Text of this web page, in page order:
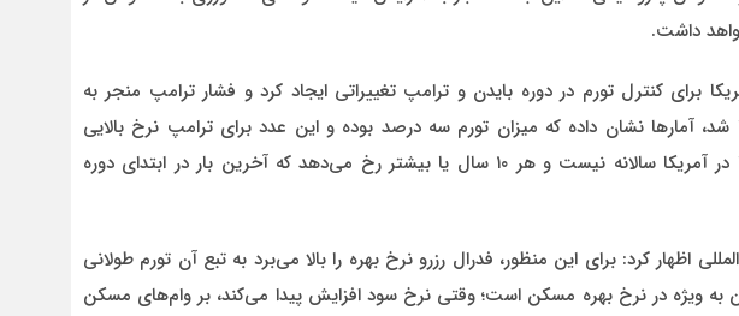
داشت.
برای کنترل تورم در دوره بایدن و ترامپ تغییراتی ایجاد کرد و فشار ترامپ منجر به
شد، آمارها نشان داده که میزان تورم سه درصد بوده و این عدد برای ترامپ نرخ بالایی
است، ضمناً افزایش دستمزدها در آمریکا سالانه نیست و هر ۱۰ سال یا بیشتر رخ می‌دهد که آخرین بار در ابتدای دوره
اظهار کرد: برای این منظور، فدرال رزرو نرخ بهره را بالا می‌برد به تبع آن تورم طولانی
به ویژه در نرخ بهره مسکن است؛ وقتی نرخ سود افزایش پیدا می‌کند، بر وا‌م‌های مسکن